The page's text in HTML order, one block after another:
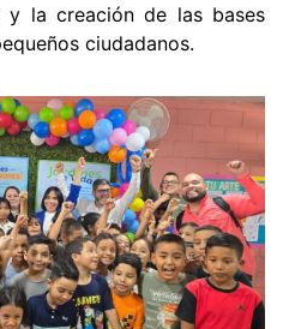
y la creación de las bases
ciudadanos.